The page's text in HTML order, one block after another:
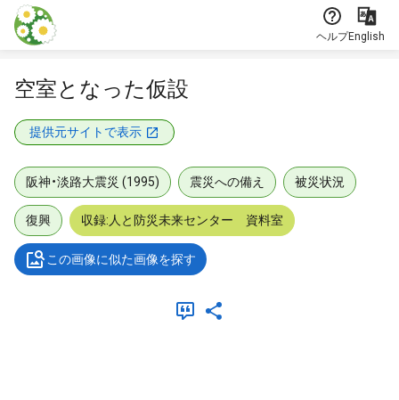
本文に飛ぶ
ヘルプEnglish
空室となった仮設
提供元サイトで表示
阪神・淡路大震災 (1995) 震災への備え 被災状況
復興 収録:人と防災未来センター 資料室
この画像に似た画像を探す